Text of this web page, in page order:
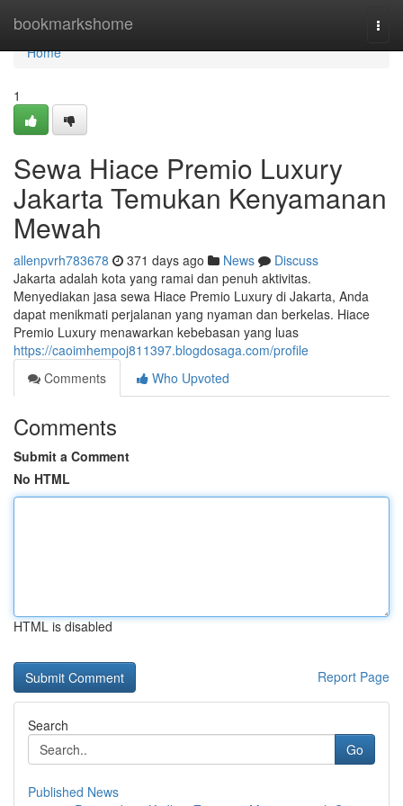
bookmarkshome
Home
Home
1
Sewa Hiace Premio Luxury
Jakarta Temukan Kenyamanan
Mewah
allenpvrh783678 371 days ago News
Discuss
Jakarta adalah kota yang ramai dan penuh aktivitas.
Menyediakan jasa sewa Hiace Premio Luxury di Jakarta, Anda
dapat menikmati perjalanan yang nyaman dan berkelas. Hiace
Premio Luxury menawarkan kebebasan yang luas
https://caoimhempoj811397.blogdosaga.com/profile
Comments
Who Upvoted
Comments
Submit a Comment
No HTML
HTML is disabled
Report Page
Search
Go
Published News